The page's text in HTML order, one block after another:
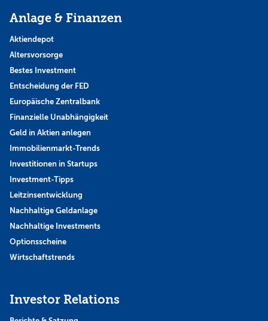
Anlage & Finanzen
Aktiendepot
Altersvorsorge
Bestes Investment
Entscheidung der FED
Europäische Zentralbank
Finanzielle Unabhängigkeit
Geld in Aktien anlegen
Immobilienmarkt-Trends
Investitionen in Startups
Investment-Tipps
Leitzinsentwicklung
Nachhaltige Geldanlage
Nachhaltige Investments
Optionsscheine
Wirtschaftstrends
Investor Relations